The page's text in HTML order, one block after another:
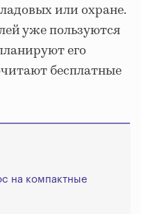
или охране.
уже пользуются
его
бесплатные
на компактные